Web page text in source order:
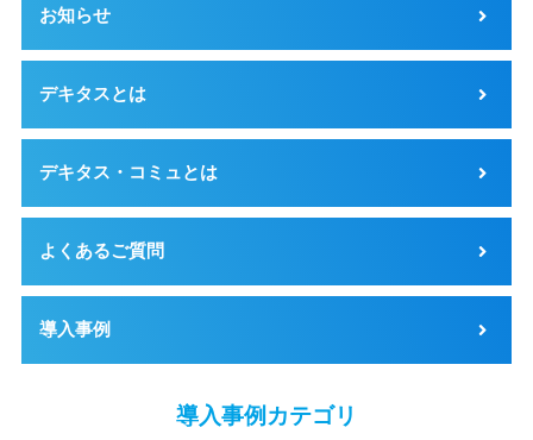
お知らせ
デキタスとは
デキタス・コミュとは
よくあるご質問
導入事例
導入事例カテゴリ